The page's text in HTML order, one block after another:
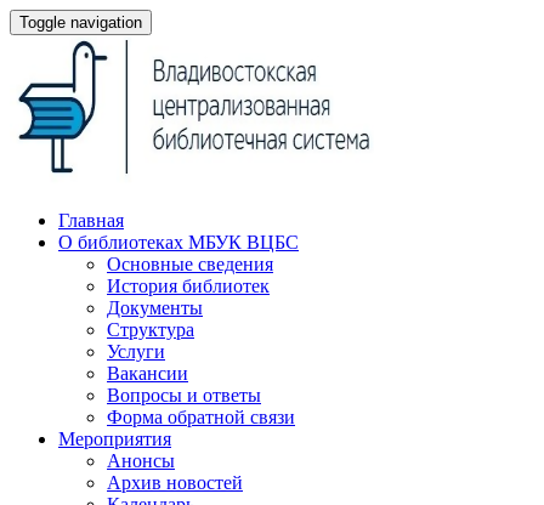
Toggle navigation
Главная
О библиотеках МБУК ВЦБС
Основные сведения
История библиотек
Документы
Структура
Услуги
Вакансии
Вопросы и ответы
Форма обратной связи
Мероприятия
Анонсы
Архив новостей